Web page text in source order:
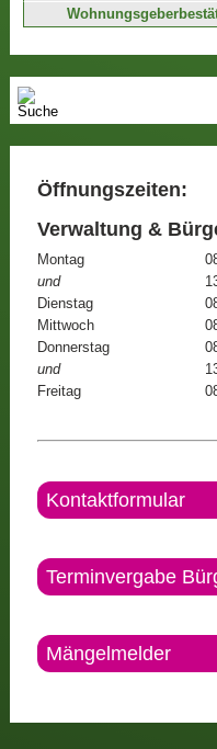
Öffnungszeiten:
Verwaltung &
Montag
und
Dienstag
Mittwoch
Donnerstag
und
Freitag
Kontaktformular
Terminvergabe
Mängelmelder